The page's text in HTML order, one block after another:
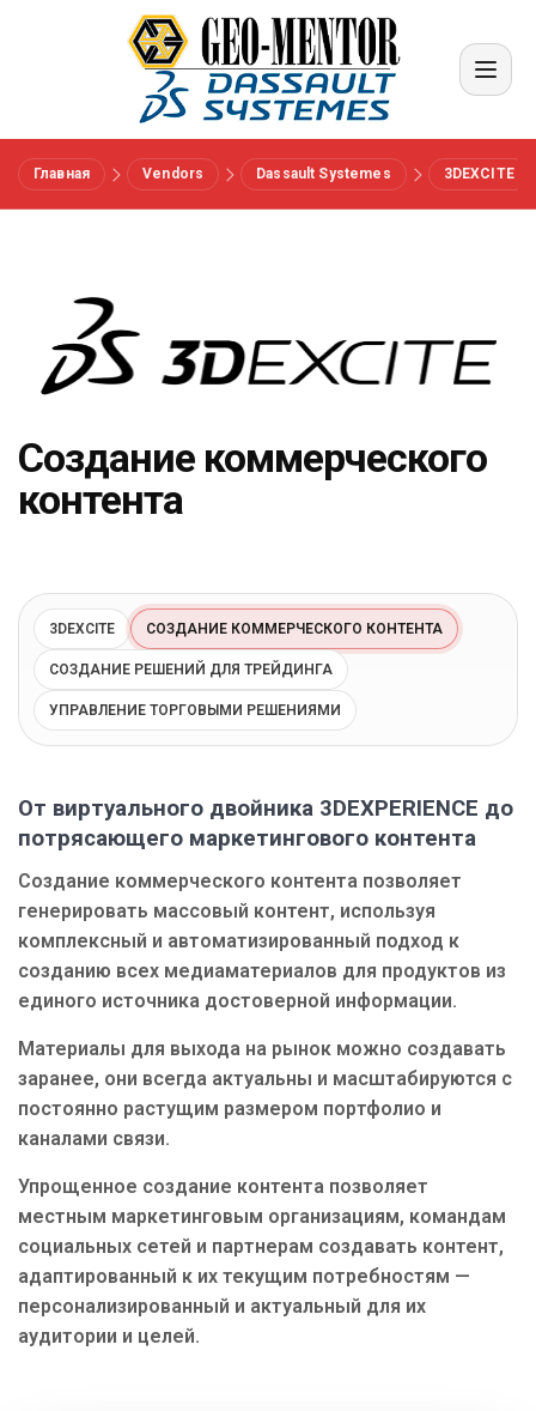
Меню
Референсы
О нас
Язык
EN UA RU DE IT
Главная Vendors Dassault Systemes 3DEXCITE
Создание коммерческого
контента
3DEXCITE СОЗДАНИЕ КОММЕРЧЕСКОГО КОНТЕНТА
СОЗДАНИЕ РЕШЕНИЙ ДЛЯ ТРЕЙДИНГА
УПРАВЛЕНИЕ ТОРГОВЫМИ РЕШЕНИЯМИ
От виртуального двойника 3DEXPERIENCE до
потрясающего маркетингового контента
Создание коммерческого контента позволяет
генерировать массовый контент, используя
комплексный и автоматизированный подход к
созданию всех медиаматериалов для продуктов из
единого источника достоверной информации.
Материалы для выхода на рынок можно создавать
заранее, они всегда актуальны и масштабируются с
постоянно растущим размером портфолио и
каналами связи.
Упрощенное создание контента позволяет
местным маркетинговым организациям, командам
социальных сетей и партнерам создавать контент,
адаптированный к их текущим потребностям —
персонализированный и актуальный для их
аудитории и целей.